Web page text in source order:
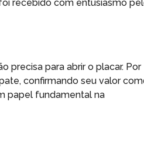
recebido com entusiasmo
precisa para abrir o placar. Por
confirmando seu valor
papel fundamental na